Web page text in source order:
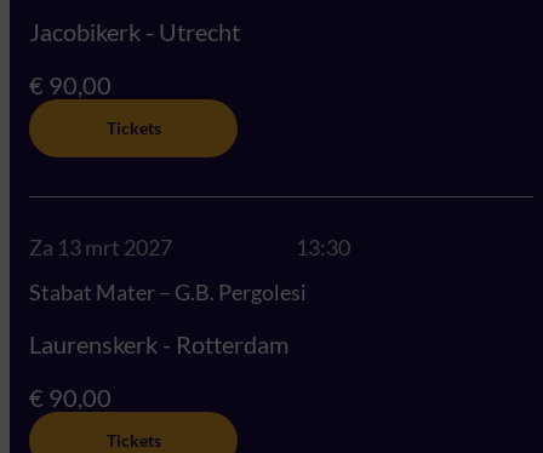
Jacobikerk - Utrecht
€ 90,00
Tickets
Za 13 mrt 2027
13:30
Stabat Mater – G.B. Pergolesi
Laurenskerk - Rotterdam
€ 90,00
Tickets